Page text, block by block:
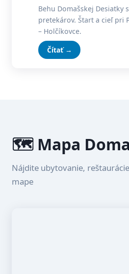
Behu Domašskej Desiatky
pretekárov. Štart a cieľ pri
– Holčíkovce.
Čítať →
🗺️ Mapa
Nájdite ubytovanie,
mape